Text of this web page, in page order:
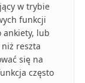
w trybie
funkcji
ankiety, lub
reszta
się na
często